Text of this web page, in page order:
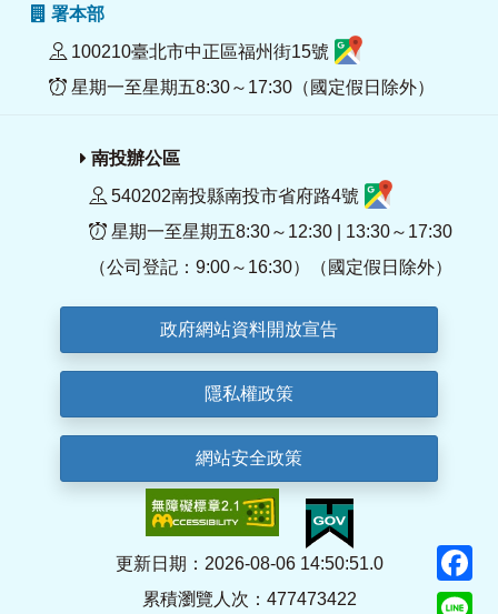
署本部
100210臺北市中正區福州街15號
星期一至星期五8:30～17:30（國定假日除外）
南投辦公區
540202南投縣南投市省府路4號
星期一至星期五8:30～12:30 | 13:30～17:30
（公司登記：9:00～16:30）（國定假日除外）
政府網站資料開放宣告
隱私權政策
網站安全政策
更新日期：2026-08-06 14:50:51.0
累積瀏覽人次：477473422